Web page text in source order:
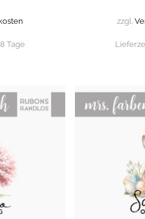
Tage
zzgl.